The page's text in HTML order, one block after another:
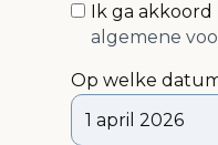
Ik ga akkoord
algemene
Op welke